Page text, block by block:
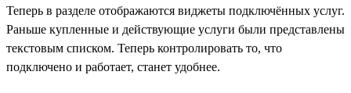
Теперь в разделе отображаются виджеты подключённых услуг.
Раньше купленные и действующие услуги были представлены
текстовым списком. Теперь контролировать то, что
подключено и работает, станет удобнее.